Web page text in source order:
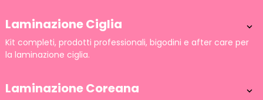
Laminazione Ciglia 
Kit completi, prodotti professionali, bigodini e after care per
la laminazione ciglia.
Laminazione Coreana 